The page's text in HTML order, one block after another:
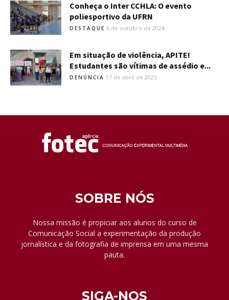
Conheça o Inter CCHLA: O evento
poliesportivo da UFRN
DESTAQUE 6 de outubro de 2024
Em situação de violência, APITE!
Estudantes são vítimas de assédio e...
DENÚNCIA 17 de abril de 2025
SOBRE NÓS
Nossa missão é propiciar aos alunos do curso de
Comunicação Social a experimentação da produção
jornalística e da fotografia de imprensa em uma mesma
pauta.
SIGA-NOS